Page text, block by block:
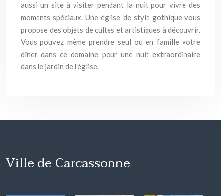
aussi un site à visiter pendant la nuit pour vivre des
moments spéciaux. Une église de style gothique vous
propose des objets de cultes et artistiques à découvrir.
Vous pouvez même prendre seul ou en famille votre
dîner dans ce domaine pour une nuit extraordinaire
dans le jardin de l’église.
Ville de Carcassonne